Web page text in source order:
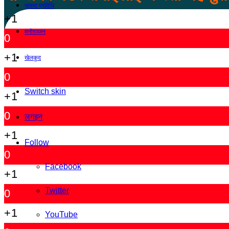
सूचना प्रविधि
मनोरञ्जन
खेलकुद
Switch skin
लगइन
Follow
Facebook
Twitter
YouTube
+1
0
+1
0
+1
0
+1
0
+1
0
+1